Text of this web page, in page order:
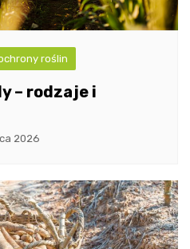
roślin
– rodzaje i
2026